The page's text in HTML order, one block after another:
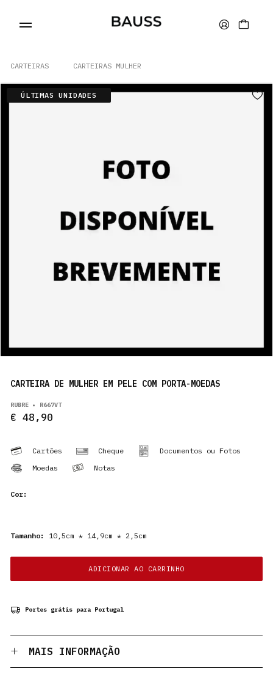
CARTEIRAS CARTEIRAS MULHER
ÚLTIMAS UNIDADES
CARTEIRA DE MULHER EM PELE COM PORTA-MOEDAS
RUBRE • R667VT
€ 48,90
Cartões Cheque
Documentos ou Fotos
Moedas
Notas
Cor:
Tamanho: 10,5cm * 14,9cm * 2,5cm
ADICIONAR AO CARRINHO
Portes grátis para Portugal
MAIS INFORMAÇÃO